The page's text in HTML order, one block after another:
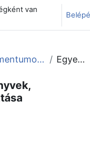
van
Dokumentumok, könyvek, publikációk megosztása Egyetlen megtekintése